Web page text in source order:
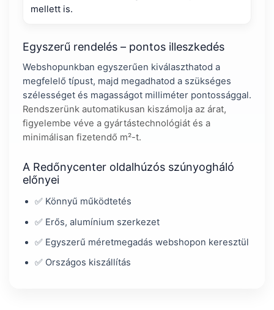
mellett is.
Egyszerű rendelés – pontos illeszkedés
Webshopunkban egyszerűen kiválaszthatod a
megfelelő típust, majd megadhatod a szükséges
szélességet és magasságot milliméter pontossággal.
Rendszerünk automatikusan kiszámolja az árat,
figyelembe véve a gyártástechnológiát és a
minimálisan fizetendő m²-t.
A Redőnycenter oldalhúzós szúnyogháló
előnyei
✅ Könnyű működtetés
✅ Erős, alumínium szerkezet
✅ Egyszerű méretmegadás webshopon keresztül
✅ Országos kiszállítás